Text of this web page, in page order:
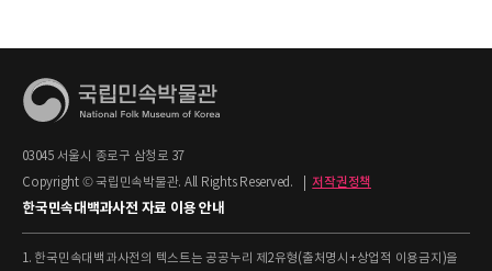
03045 서울시 종로구 삼청로 37
Copyright © 국립민속박물관. All Rights Reserved.
저작권정책
한국민속대백과사전 자료 이용 안내
1. 한국민속대백과사전의 텍스트는 공공누리 제2유형(출처명시+상업적 이용금지)을